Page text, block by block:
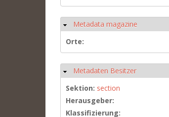
Ausblenden
Metadata magazine
Orte:
Ausblenden
Metadaten Besitzer
Sektion: section
Herausgeber:
Klassifizierung: